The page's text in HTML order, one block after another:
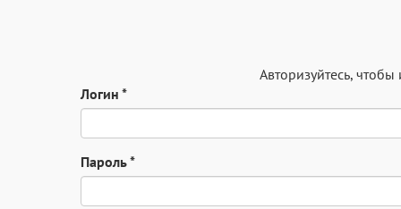
Авторизуйтесь, чтобы
Логин *
Пароль*